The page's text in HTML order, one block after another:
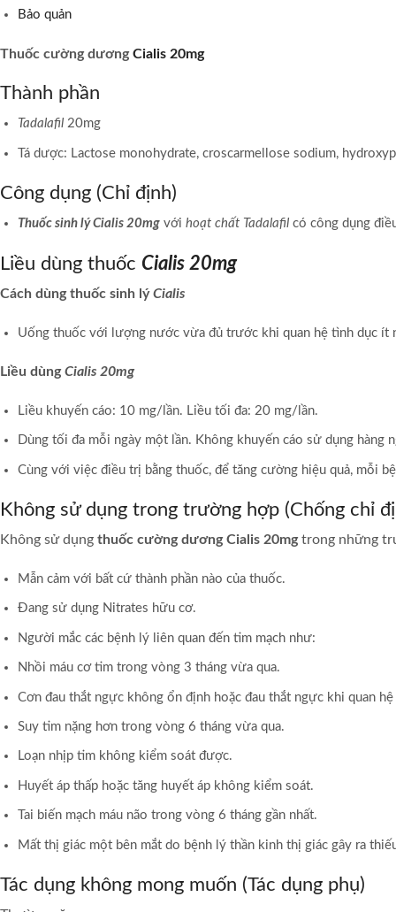
Bảo quản
Thuốc cườngdương Cialis 20mg
Thành phần
Tadalafil 20mg
Tá dược: Lactose monohydrate, croscarmellose sodium,
Công dụng (Chỉ định)
Thuốc sinh lý Cialis 20mg với hoạt chất Tadalafil có công dụng
Liều dùng thuốc Cialis 20mg
Cách dùng thuốc sinh lýCialis
Uống thuốc với lượng nước vừa đủ trước khi quan hệ tình dục ít
Liều dùngCialis 20mg
Liều khuyến cáo: 10 mg/lần. Liều tối đa: 20 mg/lần.
Dùng tối đa mỗi ngày một lần. Không khuyến cáo sử dụng hàng
Cùng với việc điều trị bằng thuốc, để tăng cường hiệu quả, mỗi
Không sử dụng trong trường hợp (Chống chỉ
Không sử dụng thuốc cường dương Cialis 20mgtrong những
Mẫn cảm với bất cứ thành phần nào của thuốc.
Đang sử dụng Nitrates hữu cơ.
Người mắc các bệnh lý liên quan đến tim mạch như:
Nhồi máu cơ tim trong vòng 3 tháng vừa qua.
Cơn đau thắt ngực không ổn định hoặc đau thắt ngực khi quan
Suy tim nặng hơn trong vòng 6 tháng vừa qua.
Loạn nhịp tim không kiểm soát được.
Huyết áp thấp hoặc tăng huyết áp không kiểm soát.
Tai biến mạch máu não trong vòng 6 tháng gần nhất.
Mất thị giác một bên mắt do bệnh lý thần kinh thị giác gây ra
Tác dụng không mong muốn (Tác dụng phụ)